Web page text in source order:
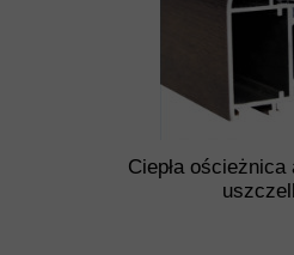
Ciepła